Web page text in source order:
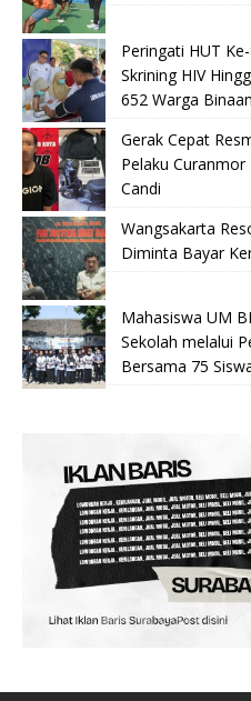
Peringati HUT
Skrining HIV
652 Warga Binaan
Gerak Cepat
Pelaku
Candi
Wangsakarta
Diminta Bayar
Mahasiswa UM
Sekolah melalui
Bersama 75